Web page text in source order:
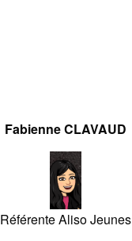
Fabienne CLAVAUD
Référente Aliso Jeunes